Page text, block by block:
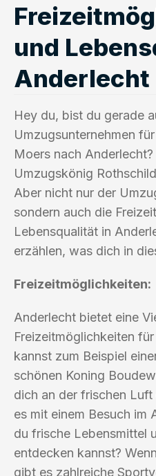
und
Anderlecht
Hey du, bist du gerade
Umzugsunternehmen
Moers nach
Umzugskönig
Aber nicht nur der
sondern auch die
Lebensqualität in
erzählen, was dich in
Freizeitmöglichkeiten:
Anderlecht bietet eine
Freizeitmöglichkeiten
kannst zum Beispiel
schönen Koning
dich an der frischen
es mit einem Besuch im
du frische Lebensmittel
entdecken kannst?
gibt es zahlreiche